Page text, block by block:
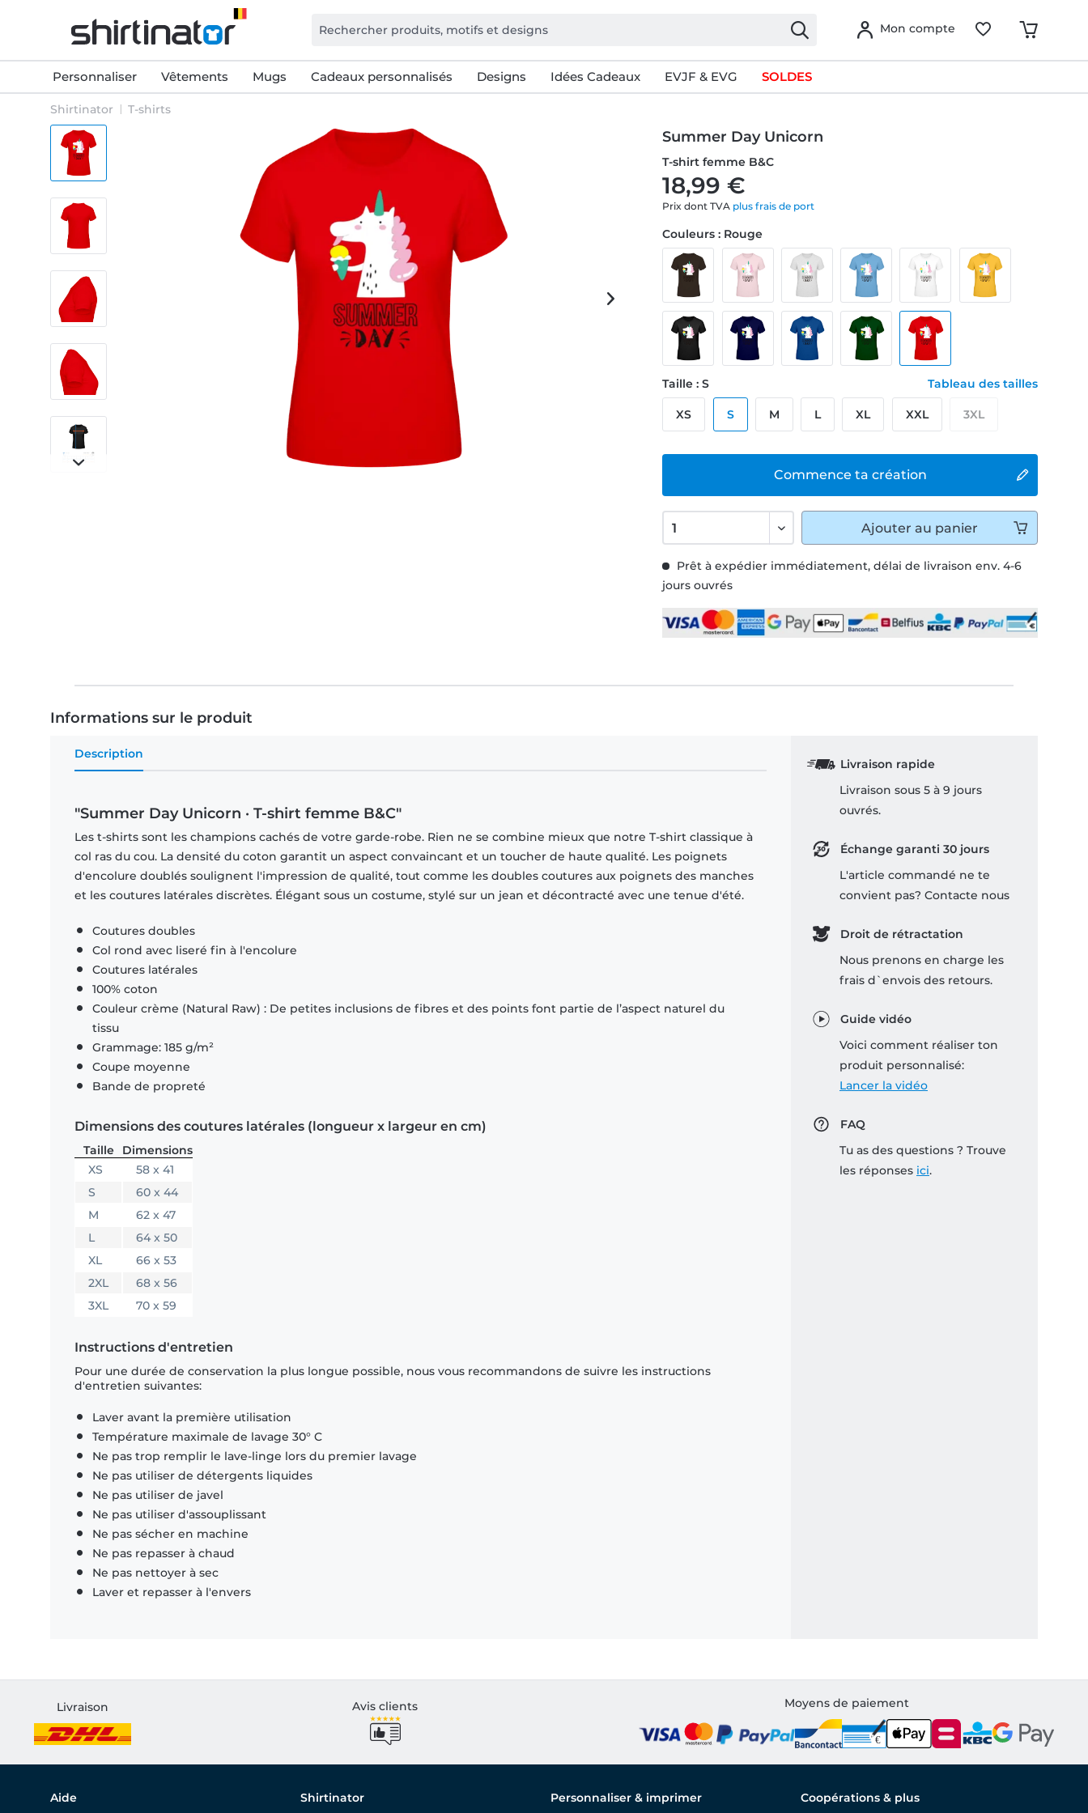
Mon compte
Personnaliser Vêtements Mugs Cadeaux personnalisés Designs Idées Cadeaux EVJF & EVG SOLDES
Shirtinator T-shirts
Summer Day Unicorn
T-shirt femme B&C
18,99 €
Prix dont TVA plus frais de port
Prêt à expédier immédiatement, délai de livraison env. 4-6
jours ouvrés
Commence ta création
Couleurs : Rouge
Taille : S Tableau des tailles
XS S M L XL XXL 3XL
Ajouter au panier
Informations sur le produit
Description
"Summer Day Unicorn · T-shirt femme B&C"
Les t-shirts sont les champions cachés de votre garde-robe. Rien ne se combine mieux que notre T-shirt classique à
col ras du cou. La densité du coton garantit un aspect convaincant et un toucher de haute qualité. Les poignets
d'encolure doublés soulignent l'impression de qualité, tout comme les doubles coutures aux poignets des manches
et les coutures latérales discrètes. Élégant sous un costume, stylé sur un jean et décontracté avec une tenue d'été.
Coutures doubles
Col rond avec liseré fin à l'encolure
Coutures latérales
100% coton
Couleur crème (Natural Raw) : De petites inclusions de fibres et des points font partie de l’aspect naturel du
tissu
Grammage: 185 g/m²
Coupe moyenne
Bande de propreté
Dimensions des coutures latérales (longueur x largeur en cm)
Taille
Dimensions
XS
58 x 41
S
60 x 44
M
62 x 47
L
64 x 50
XL
66 x 53
2XL
68 x 56
3XL
70 x 59
Instructions d'entretien
Pour une durée de conservation la plus longue possible, nous vous recommandons de suivre les instructions
d'entretien suivantes:
Laver avant la première utilisation
Température maximale de lavage 30° C
Ne pas trop remplir le lave-linge lors du premier lavage
Ne pas utiliser de détergents liquides
Ne pas utiliser de javel
Ne pas utiliser d'assouplissant
Ne pas sécher en machine
Ne pas repasser à chaud
Ne pas nettoyer à sec
Laver et repasser à l'envers
Livraison rapide
Livraison sous 5 à 9 jours
ouvrés.
Échange garanti 30 jours
L'article commandé ne te
convient pas? Contacte nous
Droit de rétractation
Nous prenons en charge les
frais d`envois des retours.
Guide vidéo
Voici comment réaliser ton
produit personnalisé:
Lancer la vidéo
FAQ
Tu as des questions ? Trouve
les réponses ici.
Livraison Avis clients Moyens de paiement
Aide Shirtinator Personnaliser & imprimer Coopérations & plus